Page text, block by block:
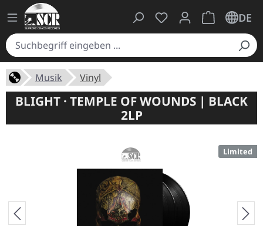
Du hast 0 Produkte
Warenkorb
DE
Musik Vinyl
BLIGHT · TEMPLE OF WOUNDS | BLACK
2LP
Limited